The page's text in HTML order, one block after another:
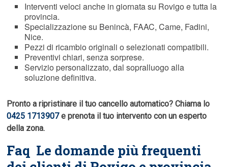
Interventi veloci anche in giornata su Rovigo e tutta la
provincia.
Specializzazione su Benincà, FAAC, Came, Fadini,
Nice.
Pezzi di ricambio originali o selezionati compatibili.
Preventivi chiari, senza sorprese.
Servizio personalizzato, dal sopralluogo alla
soluzione definitiva.
Pronto a ripristinare il tuo cancello automatico? Chiama lo
0425 1713907e prenota il tuo intervento con un esperto
della zona.
Faq  Le domande più frequenti